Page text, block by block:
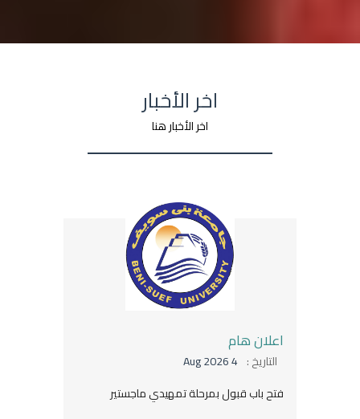
اخر الأخبار
اخر الأخبار هنا
اعلان هام
التاريخ : 4 Aug 2026
فتح باب قبول بمرحلة تمهيدي ماجستير